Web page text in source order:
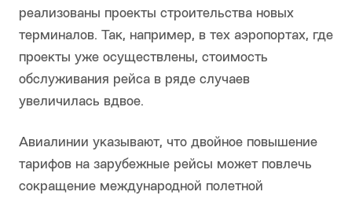
реализованы проекты строительства новых
терминалов. Так, например, в тех аэропортах, где
проекты уже осуществлены, стоимость
обслуживания рейса в ряде случаев
увеличилась вдвое.
Авиалинии указывают, что двойное повышение
тарифов на зарубежные рейсы может повлечь
сокращение международной полетной